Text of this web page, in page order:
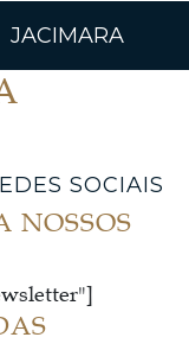
JACIMARA
SOCIAIS
NOSSOS